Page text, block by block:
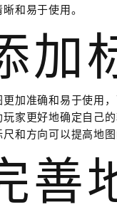
和易于使用。
加
加准确和易于使用
家更好地确定自己
和方向可以提高地图
善